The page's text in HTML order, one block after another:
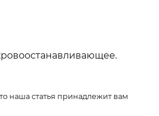
наша статья принадлежит вам